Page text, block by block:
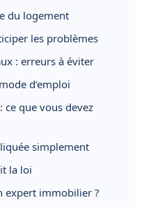
du logement
les problèmes
: erreurs à éviter
d’emploi
ce que vous devez
simplement
la loi
expert immobilier ?